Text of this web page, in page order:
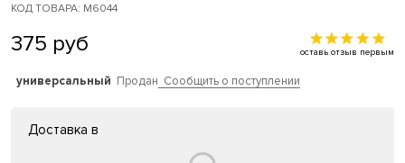
КОД ТОВАРА: M6044
375 руб оставь отзыв первым
универсальный Продан Сообщить о поступлении
Доставка в